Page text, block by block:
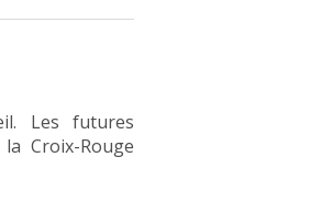
Les futures
Croix-Rouge